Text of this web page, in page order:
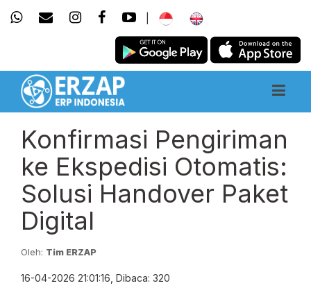
Konfirmasi Pengiriman
ke Ekspedisi Otomatis:
Solusi Handover Paket
Digital
Oleh: Tim ERZAP
16-04-2026 21:01:16, Dibaca: 320